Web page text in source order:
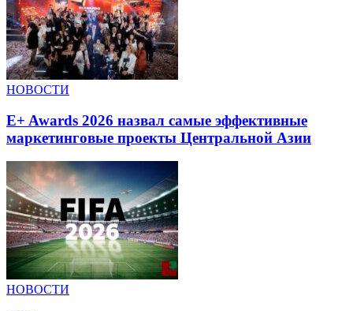
НОВОСТИ
E+ Awards 2026 назвал самые эффективные
маркетинговые проекты Центральной Азии
НОВОСТИ